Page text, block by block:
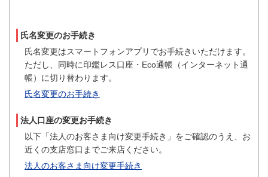
氏名変更のお手続き
氏名変更はスマートフォンアプリでお手続きいただけます。
ただし、同時に印鑑レス口座・Eco通帳（インターネット通
帳）に切り替わります。
氏名変更のお手続き
法人口座の変更お手続き
以下「法人のお客さま向け変更手続き」をご確認のうえ、お
近くの支店窓口までご来店ください。
法人のお客さま向け変更手続き